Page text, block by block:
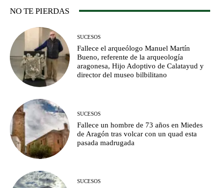
NO TE PIERDAS
SUCESOS
Fallece el arqueólogo Manuel Martín
Bueno, referente de la arqueología
aragonesa, Hijo Adoptivo de Calatayud y
director del museo bilbilitano
SUCESOS
Fallece un hombre de 73 años en Miedes
de Aragón tras volcar con un quad esta
pasada madrugada
SUCESOS